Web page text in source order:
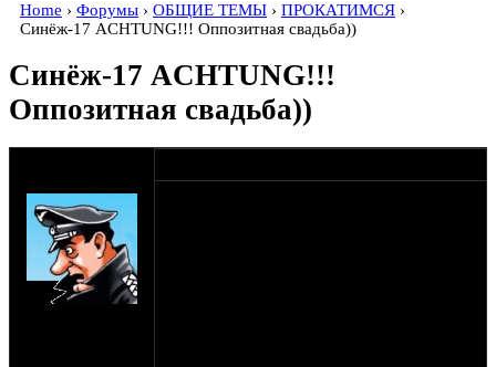
Home › Форумы › ОБЩИЕ ТЕМЫ › ПРОКАТИМСЯ ›
Синёж-17 ACHTUNG!!! Оппозитная свадьба))
Синёж-17 ACHTUNG!!!
Оппозитная свадьба))